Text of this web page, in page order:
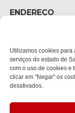
Utilizamos cookies
serviços do estado de
com o uso de cookies e
clicar em "Negar" os
desativados.
ENDEREÇO
Rua Fúlvio
Bairro:
Estreito -
CEP:
88075-000
Política de